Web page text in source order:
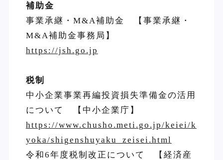
補助金
事業承継・M&A補助金 【事業承継・
M&A補助金事務局】
https://jsh.go.jp
税制
中小企業事業再編投資損失準備金の活用
について 【中小企業庁】
https://www.chusho.meti.go.jp/keiei/k
yoka/shigenshuyaku_zeisei.html
令和6年度税制改正について 【経済産